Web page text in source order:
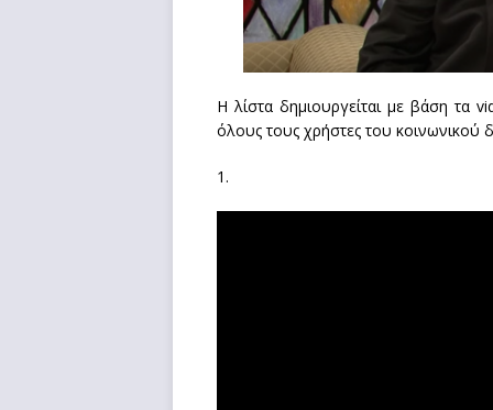
Η λίστα δημιουργείται με βάση τα
όλους τους χρήστες του κοινωνικού
1.